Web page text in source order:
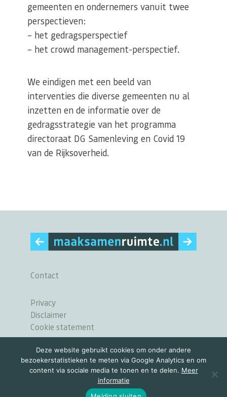
gemeenten en ondernemers vanuit twee
perspectieven:
– het gedragsperspectief
– het crowd management-perspectief.
We eindigen met een beeld van
interventies die diverse gemeenten nu al
inzetten en de informatie over de
gedragsstrategie van het programma
directoraat DG Samenleving en Covid 19
van de Rijksoverheid.
Contact
Privacy
Disclaimer
Cookie statement
© 2026 MAAK SAMEN RUIMTE
Deze website gebruikt cookies om onder andere
bezoekerstatistieken te meten via Google Analytics en om
content via sociale media te tonen en te delen. Meer
informatie